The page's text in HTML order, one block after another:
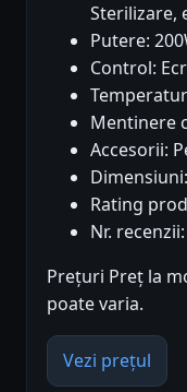
Sterilizare,
Putere:
Control:
Mentinere
Accesorii:
Rating
Nr.
Prețuri Preț la
poate varia.
Vezi prețul